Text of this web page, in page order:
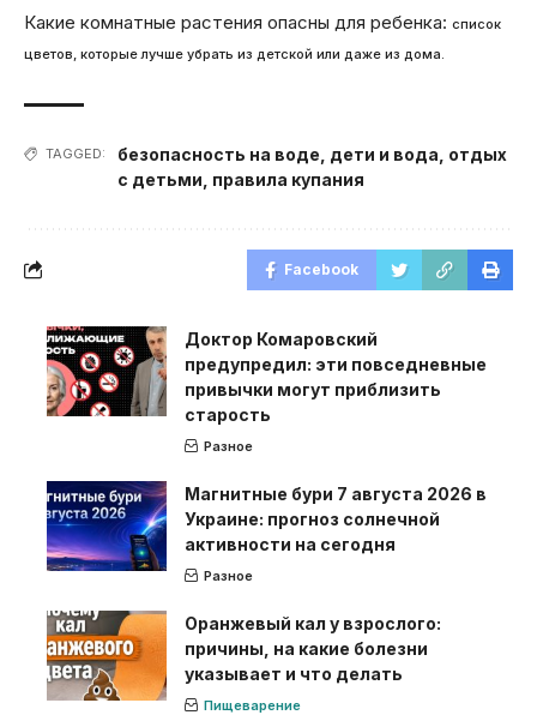
Какие комнатные растения опасны для ребенка: список
цветов, которые лучше убрать из детской или даже из дома.
TAGGED: безопасность на воде дети и вода отдых
с детьми правила купания
Facebook
Доктор Комаровский
предупредил: эти повседневные
привычки могут приблизить
старость
Разное
Магнитные бури 7 августа 2026 в
Украине: прогноз солнечной
активности на сегодня
Разное
Оранжевый кал у взрослого:
причины, на какие болезни
указывает и что делать
Пищеварение